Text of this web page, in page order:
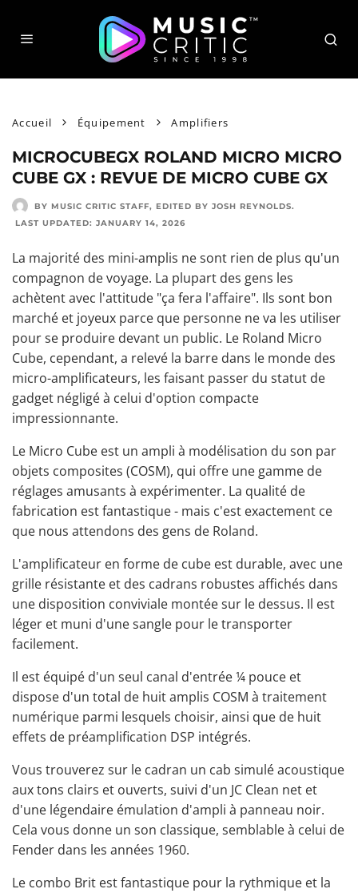
Accueil Équipement Amplifiers
MICROCUBEGX ROLAND MICRO MICRO
CUBE GX : REVUE DE MICRO CUBE GX
BY MUSIC CRITIC STAFF, EDITED BY JOSH REYNOLDS.
LAST UPDATED: JANUARY 14, 2026
La majorité des mini-amplis ne sont rien de plus qu'un
compagnon de voyage. La plupart des gens les
achètent avec l'attitude "ça fera l'affaire". Ils sont bon
marché et joyeux parce que personne ne va les utiliser
pour se produire devant un public. Le Roland Micro
Cube, cependant, a relevé la barre dans le monde des
micro-amplificateurs, les faisant passer du statut de
gadget négligé à celui d'option compacte
impressionnante.
Le Micro Cube est un ampli à modélisation du son par
objets composites (COSM), qui offre une gamme de
réglages amusants à expérimenter. La qualité de
fabrication est fantastique - mais c'est exactement ce
que nous attendons des gens de Roland.
L'amplificateur en forme de cube est durable, avec une
grille résistante et des cadrans robustes affichés dans
une disposition conviviale montée sur le dessus. Il est
léger et muni d'une sangle pour le transporter
facilement.
Il est équipé d'un seul canal d'entrée ¼ pouce et
dispose d'un total de huit amplis COSM à traitement
numérique parmi lesquels choisir, ainsi que de huit
effets de préamplification DSP intégrés.
Vous trouverez sur le cadran un cab simulé acoustique
aux tons clairs et ouverts, suivi d'un JC Clean net et
d'une légendaire émulation d'ampli à panneau noir.
Cela vous donne un son classique, semblable à celui de
Fender dans les années 1960.
Le combo Brit est fantastique pour la rythmique et la